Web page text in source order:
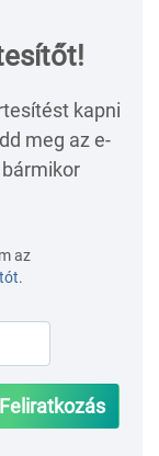
kapni
meg az e-
az
.
Feliratkozás